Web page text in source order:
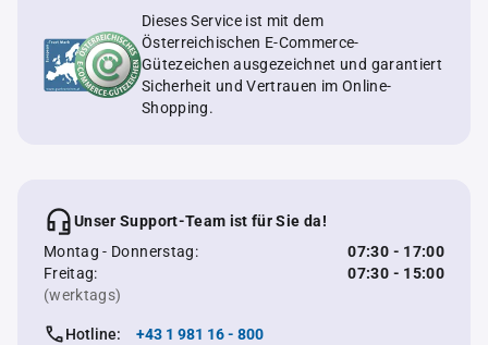
Dieses Service ist mit dem
Österreichischen E-Commerce-
Gütezeichen ausgezeichnet und garantiert
Sicherheit und Vertrauen im Online-
Shopping.
Unser Support-Team ist für Sie da!
Montag - Donnerstag:
07:30 - 17:00
Freitag:
07:30 - 15:00
(werktags)
Hotline: +43 1 981 16 - 800